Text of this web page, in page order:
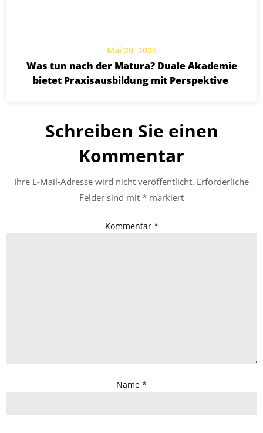
Mai 29, 2026
Was tun nach der Matura? Duale Akademie
bietet Praxisausbildung mit Perspektive
Schreiben Sie einen
Kommentar
Ihre E-Mail-Adresse wird nicht veröffentlicht. Erforderliche
Felder sind mit * markiert
Kommentar *
Name *